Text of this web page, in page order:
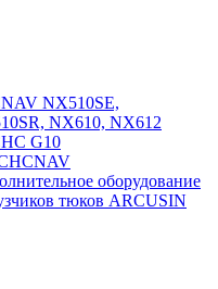
NX510SE,
NX610, NX612
G10
оборудование
тюков ARCUSIN